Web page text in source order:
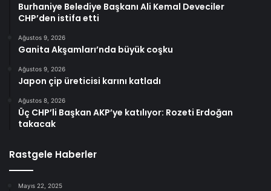
Burhaniye Belediye Başkanı Ali Kemal Deveciler
CHP’den istifa etti
Ağustos 9, 2026
Ganita Akşamları’nda büyük coşku
Ağustos 9, 2026
Japon çip üreticisi karını katladı
Ağustos 8, 2026
Üç CHP’li Başkan AKP’ye katılıyor: Rozeti Erdoğan
takacak
Rastgele Haberler
Mayıs 22, 2025